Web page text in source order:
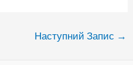
Наступний Запис →